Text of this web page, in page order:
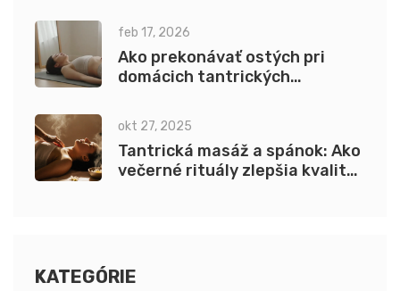
feb 17, 2026
Ako prekonávať ostých pri
domácich tantrických
začiatočníkov
okt 27, 2025
Tantrická masáž a spánok: Ako
večerné rituály zlepšia kvalitu
KATEGÓRIE